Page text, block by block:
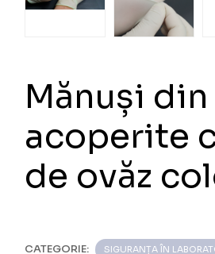
Mănuși
acoperite
de ovăz
CATEGORIE: SIGURANȚA ÎN